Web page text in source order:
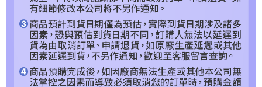
※ 交易是否成功請以「AFTEE先享後付 」之結帳頁面顯示為準，若有關於
客戶支援中心」 https://netprotections.freshdesk.com/support/home
【注意事項】
１．透過由恩沛科技股份有限公司提供之「AFTEE先享後付」服務完成之交
易，需依本服務之必要範圍內提供個人資料，並將交易相關給付款項請求債
權轉讓予恩沛科技股份有限公司。